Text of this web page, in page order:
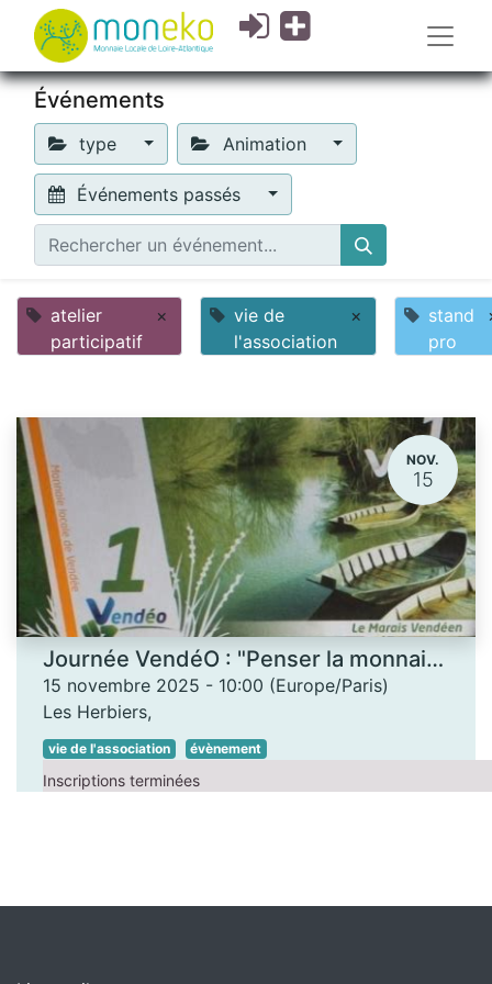
Événements
type Animation
Événements passés
atelier
participatif
×
vie de
l'association
×
stand
pro
NOV.
15
Journée VendéO : "Penser la monnaie... autrement"
15 novembre 2025 - 10:00 (Europe/Paris)
Les Herbiers,
vie de l'association évènement
Inscriptions terminées